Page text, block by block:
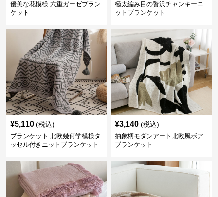
優美な花模様 六重ガーゼブラン
ケット
極太編み目の贅沢チャンキーニ
ットブランケット
¥5,110 (税込)
ブランケット 北欧幾何学模様タ
ッセル付きニットブランケット
¥3,140 (税込)
抽象柄モダンアート北欧風ボア
ブランケット